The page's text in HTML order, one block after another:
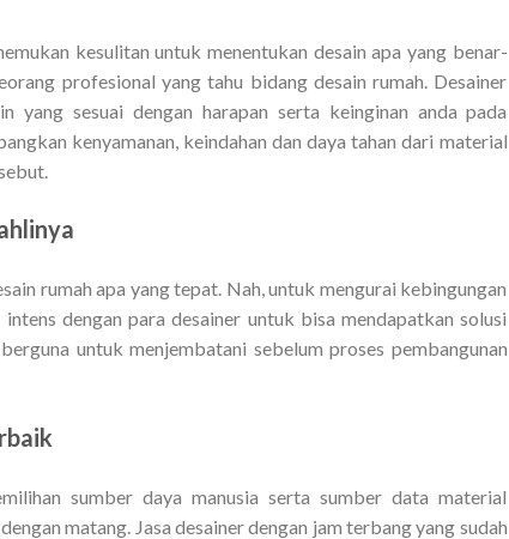
kesulitan untuk menentukan desain apa yang benar-
profesional yang tahu bidang desain rumah. Desainer
yang sesuai dengan harapan serta keinginan anda pada
kenyamanan, keindahan dan daya tahan dari material
rumah apa yang tepat. Nah, untuk mengurai kebingungan
dengan para desainer untuk bisa mendapatkan solusi
untuk menjembatani sebelum proses pembangunan
sumber daya manusia serta sumber data material
matang. Jasa desainer dengan jam terbang yang sudah